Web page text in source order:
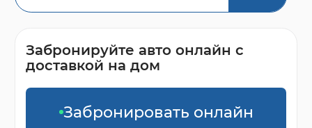
Забронируйте авто онлайн с
доставкой на дом
Забронировать онлайн